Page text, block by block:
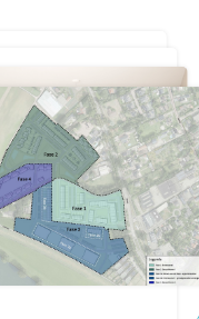
en toilet met modern
nog vrij
ruimte
oprit en een zonnige
mogelijk,
en gasloos wonen
isolatie, zonnepanelen,
en vloerkoeling